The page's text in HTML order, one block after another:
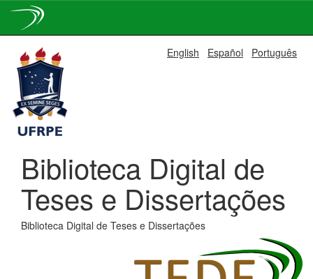
navigation
English Español Português
Biblioteca Digital de
Teses e Dissertações
Biblioteca Digital de Teses e Dissertações